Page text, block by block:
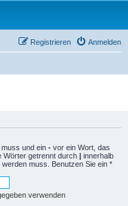
Anmelden
Registrieren
und ein - vor ein Wort, das
Wörter getrennt durch | innerhalb
muss. Benutzen Sie ein *
verwenden